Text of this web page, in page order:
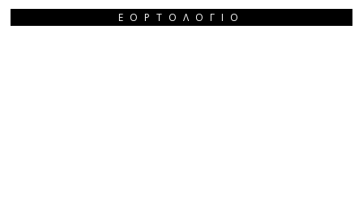
ΕΟΡΤΟΛΌΓΙΟ